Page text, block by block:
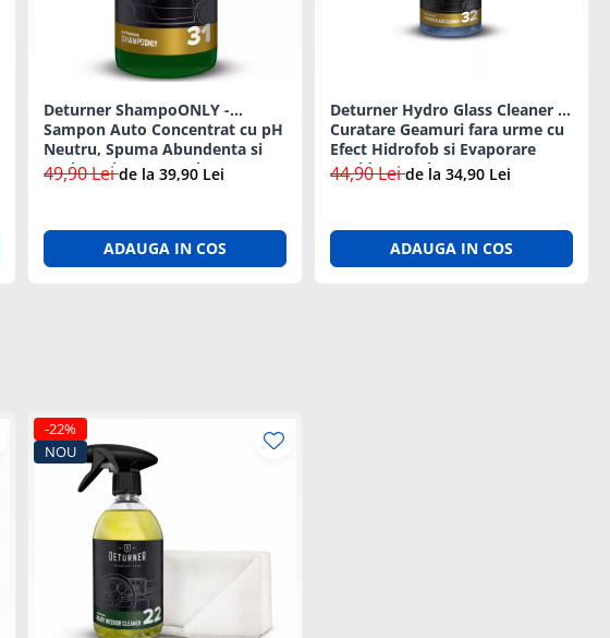
Deturner ShampoONLY -
Sampon Auto Concentrat cu pH
Neutru, Spuma Abundenta si
Spalare Sigura 500ml
49,90 Leide la 39,90 Lei
ADAUGA IN COS
Deturner Hydro Glass Cleaner -
Curatare Geamuri fara urme cu
Efect Hidrofob si Evaporare
Rapida 250ml
44,90 Leide la 34,90 Lei
ADAUGA IN COS
-22%
NOU